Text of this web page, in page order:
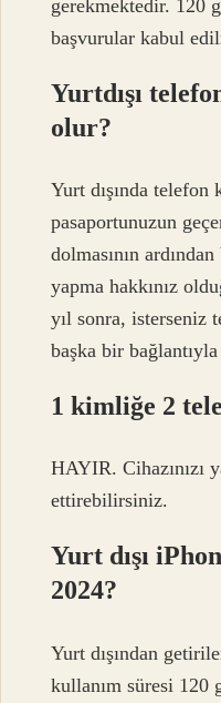
gerekmektedir. 120
başvurular kabul
Yurtdışı
olur?
Yurt dışında telefon
pasaportunuzun
dolmasının
yapma hakkınız
yıl sonra, isterseniz
başka bir
1 kimliğe 2
HAYIR. Cihazınızı
ettirebilirsiniz.
Yurt dışı
2024?
Yurt dışından
kullanım süresi 120